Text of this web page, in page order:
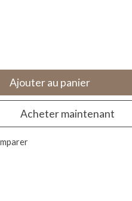
Ajouter au panier
Acheter maintenant